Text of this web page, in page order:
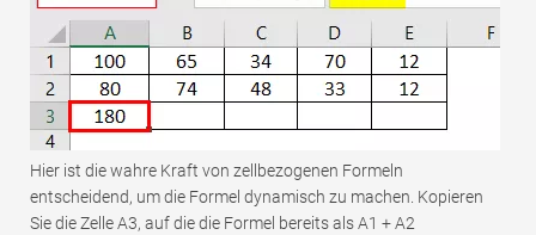
Hier ist die wahre Kraft von zellbezogenen Formeln
entscheidend, um die Formel dynamisch zu machen. Kopieren
Sie die Zelle A3, auf die die Formel bereits als A1 + A2